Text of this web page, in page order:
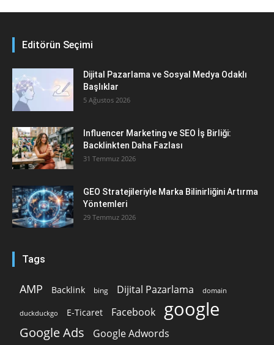
Editörün Seçimi
Dijital Pazarlama ve Sosyal Medya Odaklı
Başlıklar
5 Ağustos 2026
Influencer Marketing ve SEO İş Birliği:
Backlinkten Daha Fazlası
31 Temmuz 2026
GEO Stratejileriyle Marka Bilinirliğini Artırma
Yöntemleri
29 Temmuz 2026
Tags
AMP Backlink bing Dijital Pazarlama domain
duckduckgo E-Ticaret Facebook google
Google Ads Google Adwords